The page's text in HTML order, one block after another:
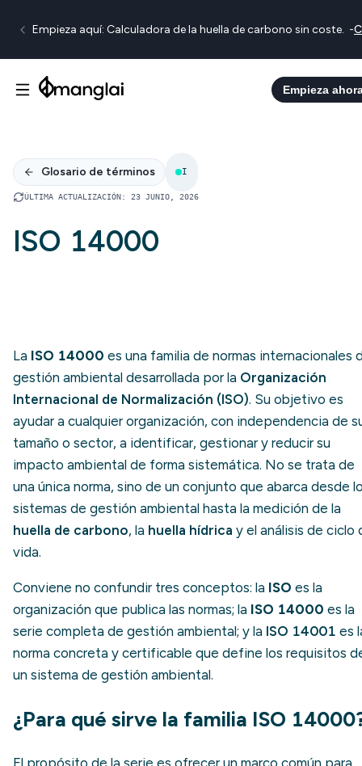
Empieza aquí: Calculadora de la huella de carbono sin coste. -
Empieza
Glosario de términos I
ÚLTIMA ACTUALIZACIÓN: 23 JUNIO, 2026
ISO 14000
La ISO 14000 es una familia de normas internacionales
gestión ambiental desarrollada por la Organización
Internacional de Normalización (ISO). Su objetivo es
ayudar a cualquier organización, con independencia de
tamaño o sector, a identificar, gestionar y reducir su
impacto ambiental de forma sistemática. No se trata de
una única norma, sino de un conjunto que abarca desde
sistemas de gestión ambiental hasta la medición de la
huella de carbono, la huella hídrica y el análisis de ciclo
vida.
Conviene no confundir tres conceptos: la ISO es la
organización que publica las normas; la ISO 14000 es la
serie completa de gestión ambiental; y la ISO 14001 es
norma concreta y certificable que define los requisitos
un sistema de gestión ambiental.
¿Para qué sirve la familia ISO
El propósito de la serie es ofrecer un marco común para